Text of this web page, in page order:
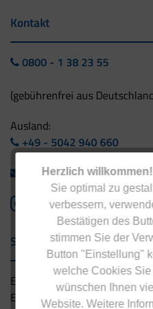
Herzlich willkommen!
Sie optimal zu
verbessern,
Bestätigen des
stimmen Sie der
Button "Einstellung"
welche Cookies
wünschen Ihnen
Website. Weitere
Kontakt
0800 - 1 38 23 55
(gebührenfrei aus
Ausland:
+49 - 5042 940 660
info@eucell.de
Service & Versand
Eucell Gesundheitsservice
Eucell Ernährungscoach